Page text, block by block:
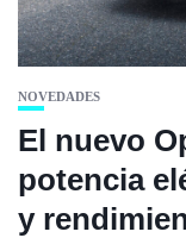
NOVEDADES
El nuevo
potencia
y